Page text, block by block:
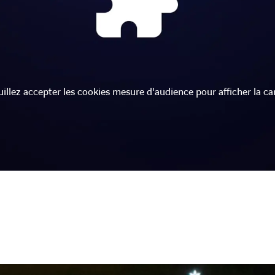
accepter les cookies mesure d'audience pour afficher la